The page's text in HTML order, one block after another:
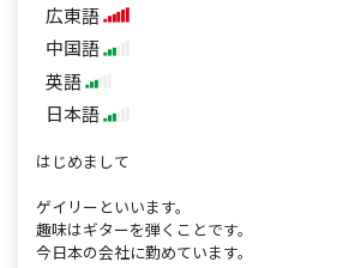
広東語
中国語
英語
日本語
はじめまして
ゲイリーといいます。
趣味はギターを弾くことです。
今日本の会社に勤めています。